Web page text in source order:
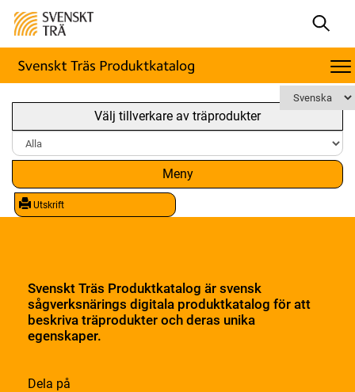
Välj tillverkare av träprodukter
Meny
Utskrift
Svenskt Träs Produktkatalog är svensk
sågverksnärings digitala produktkatalog för att
beskriva träprodukter och deras unika
egenskaper.
Dela på